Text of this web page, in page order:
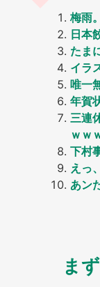
梅雨。
日本
たま
イラ
唯一
年賀
三連
ｗｗ
下村
えっ
あン
ま